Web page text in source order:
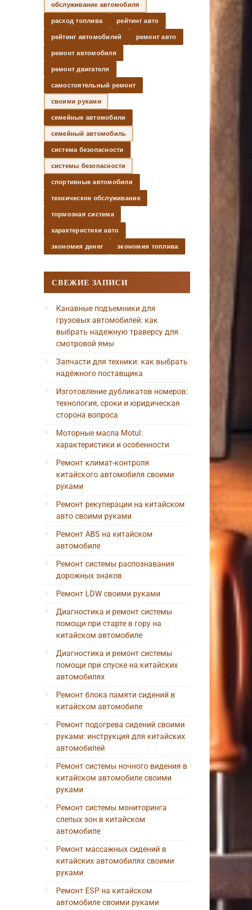
обслуживание автомобиля
расход топлива рейтинг авто
рейтинг автомобилей ремонт авто
ремонт автомобиля
ремонт двигателя
самостоятельный ремонт
своими руками
семейные автомобили
семейный автомобиль
система безопасности
системы безопасности
спортивные автомобили
техническое обслуживание
тормозная система
характеристики авто
экономия денег экономия топлива
СВЕЖИЕ ЗАПИСИ
Канавные подъемники для
грузовых автомобилей: как
выбрать надежную траверсу для
смотровой ямы
Запчасти для техники: как выбрать
надёжного поставщика
Изготовление дубликатов номеров:
технология, сроки и юридическая
сторона вопроса
Моторные масла Motul:
характеристики и особенности
Ремонт климат-контроля
китайского автомобиля своими
руками
Ремонт рекуперации на китайском
авто своими руками
Ремонт ABS на китайском
автомобиле
Ремонт системы распознавания
дорожных знаков
Ремонт LDW своими руками
Диагностика и ремонт системы
помощи при старте в гору на
китайском автомобиле
Диагностика и ремонт системы
помощи при спуске на китайских
автомобилях
Ремонт блока памяти сидений в
китайском автомобиле
Ремонт подогрева сидений своими
руками: инструкция для китайских
автомобилей
Ремонт системы ночного видения в
китайском автомобиле своими
руками
Ремонт системы мониторинга
слепых зон в китайском
автомобиле
Ремонт массажных сидений в
китайских автомобилях своими
руками
Ремонт ESP на китайском
автомобиле своими руками